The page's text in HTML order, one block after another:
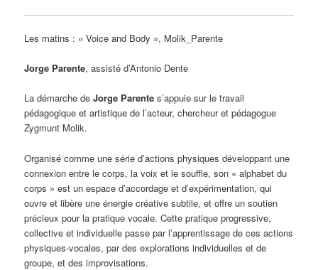
Les matins : « Voice and Body », Molik_Parente
Jorge Parente, assisté d’Antonio Dente
La démarche de Jorge Parente s’appuie sur le travail
pédagogique et artistique de l’acteur, chercheur et pédagogue
Zygmunt Molik.
Organisé comme une série d’actions physiques développant une
connexion entre le corps, la voix et le souffle, son « alphabet du
corps » est un espace d’accordage et d’expérimentation, qui
ouvre et libère une énergie créative subtile, et offre un soutien
précieux pour la pratique vocale. Cette pratique progressive,
collective et individuelle passe par l’apprentissage de ces actions
physiques-vocales, par des explorations individuelles et de
groupe, et des improvisations.